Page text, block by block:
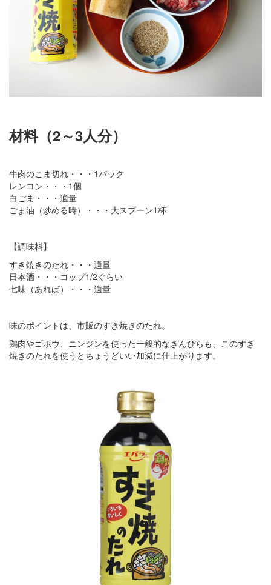
材料（2～3人分）
牛肉のこま切れ・・・1パック
レンコン・・・1個
白ごま・・・適量
ごま油（炒める時）・・・大スプーン1杯
【調味料】
すき焼きのたれ・・・適量
日本酒・・・コップ1/2ぐらい
七味（あれば）・・・適量
味のポイントは、市販のすき焼きのたれ。
鶏肉やゴボウ、ニンジンを使った一般的なきんぴらも、このすき
焼きのたれを使うとちょうどいい加減に仕上がります。